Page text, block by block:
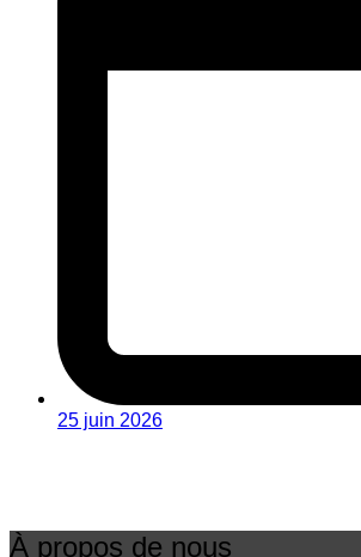
25 juin 2026
À propos de nous